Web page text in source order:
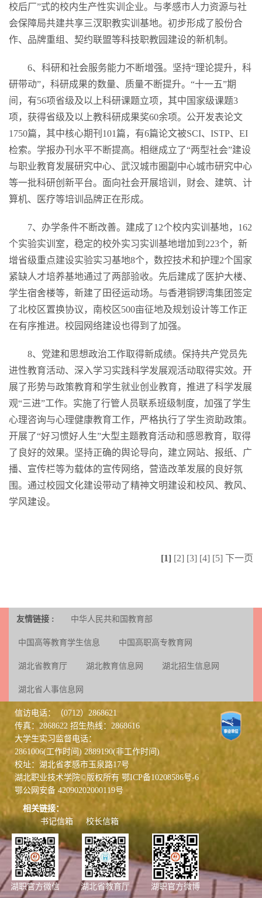
校后厂”式的校内生产性实训企业。与孝感市人力资源与社
会保障局共建共享三汊职教实训基地。初步形成了股份合
作、品牌重组、契约联盟等科技职教园建设的新机制。
6、科研和社会服务能力不断增强。坚持“理论提升，科
研带动”，科研成果的数量、质量不断提升。“十一五”期
间，有56项省级及以上科研课题立项，其中国家级课题3
项，获得省级及以上教科研成果奖60余项。公开发表论文
1750篇，其中核心期刊101篇，有6篇论文被SCI、ISTP、EI
检索。学报办刊水平不断提高。相继成立了“两型社会”建设
与职业教育发展研究中心、武汉城市圈副中心城市研究中心
等一批科研创新平台。面向社会开展培训，财会、建筑、计
算机、医疗等培训品牌正在形成。
7、办学条件不断改善。建成了12个校内实训基地，162
个实验实训室，稳定的校外实习实训基地增加到223个，新
增省级重点建设实验实习基地8个，数控技术和护理2个国家
紧缺人才培养基地通过了两部验收。先后建成了医护大楼、
学生宿舍楼等，新建了田径运动场。与香港铜锣湾集团签定
了北校区置换协议，南校区500亩征地及规划设计等工作正
在有序推进。校园网络建设也得到了加强。
8、党建和思想政治工作取得新成绩。保持共产党员先
进性教育活动、深入学习实践科学发展观活动取得实效。开
展了形势与政策教育和学生就业创业教育，推进了科学发展
观“三进”工作。实施了行管人员联系班级制度，加强了学生
心理咨询与心理健康教育工作，严格执行了学生资助政策。
开展了“好习惯好人生”大型主题教育活动和感恩教育，取得
了良好的效果。坚持正确的舆论导向，建立网站、报纸、广
播、宣传栏等为载体的宣传网络，营造改革发展的良好氛
围。通过校园文化建设带动了精神文明建设和校风、教风、
学风建设。
[1] [2] [3] [4] [5] 下一页
友情链接 : 中华人民共和国教育部
中国高等教育学生信息 中国高职高专教育网
湖北省教育厅 湖北教育信息网 湖北招生信息网
湖北省人事信息网
信访电话：（0712）2868621
传真：2868622 招生热线：2868616
大学生实习监督电话：
2861006(工作时间) 2889190(非工作时间)
校址：湖北省孝感市玉泉路17号
湖北职业技术学院©版权所有 鄂ICP备10208586号-6
鄂公网安备 42090202000119号
相关链接：
书记信箱
校长信箱
湖职官方微信 湖北省教育厅 湖职官方微博